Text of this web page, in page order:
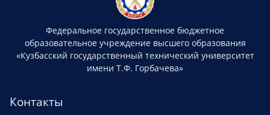
Федеральное государственное бюджетное
образовательное учреждение высшего образования
«Кузбасский государственный технический университет
имени Т.Ф. Горбачева»
Контакты